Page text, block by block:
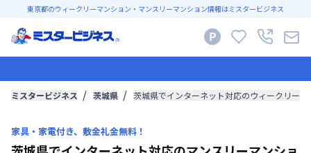
東京都のウィークリーマンション・マンスリーマンション情報はミスタービジネス
ミスタービジネス 茨城県 茨城県でインターネット対応のウィークリー
家具・家電付き、敷金礼金無料！